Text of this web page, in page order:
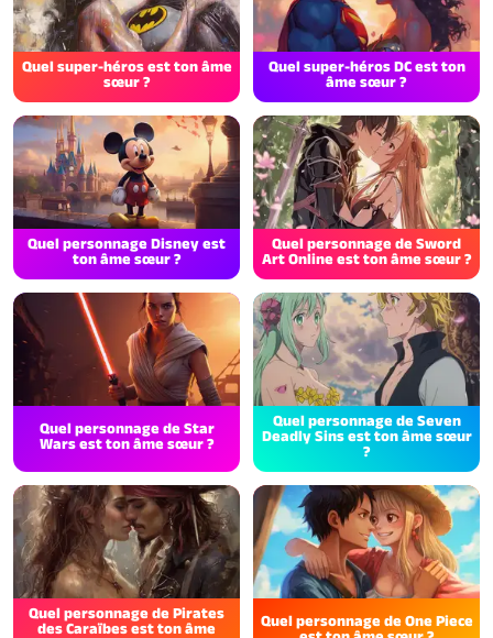
Quel super-héros est ton âme
sœur ?
Quel super-héros DC est ton
âme sœur ?
Quel personnage Disney est
ton âme sœur ?
Quel personnage de Sword
Art Online est ton âme sœur ?
Quel personnage de Star
Wars est ton âme sœur ?
Quel personnage de Seven
Deadly Sins est ton âme sœur
?
Quel personnage de Pirates
des Caraïbes est ton âme
Quel personnage de One Piece